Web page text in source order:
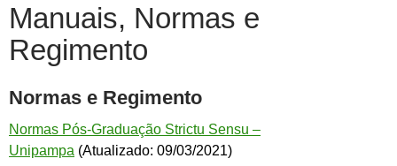
Manuais, Normas e
Regimento
Normas e Regimento
Normas Pós-Graduação Strictu Sensu –
Unipampa (Atualizado: 09/03/2021)